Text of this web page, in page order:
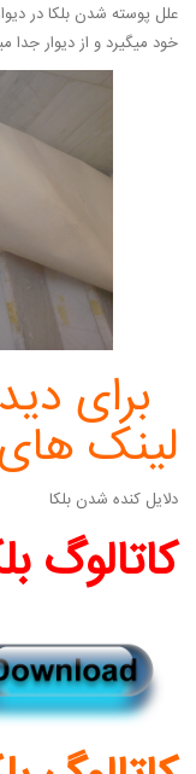
علل پوسته شدن بلکا در
خود میگیرد و از دیوار جدا
برای
لینک های
دلایل کنده شدن بلکا
کاتالوگ